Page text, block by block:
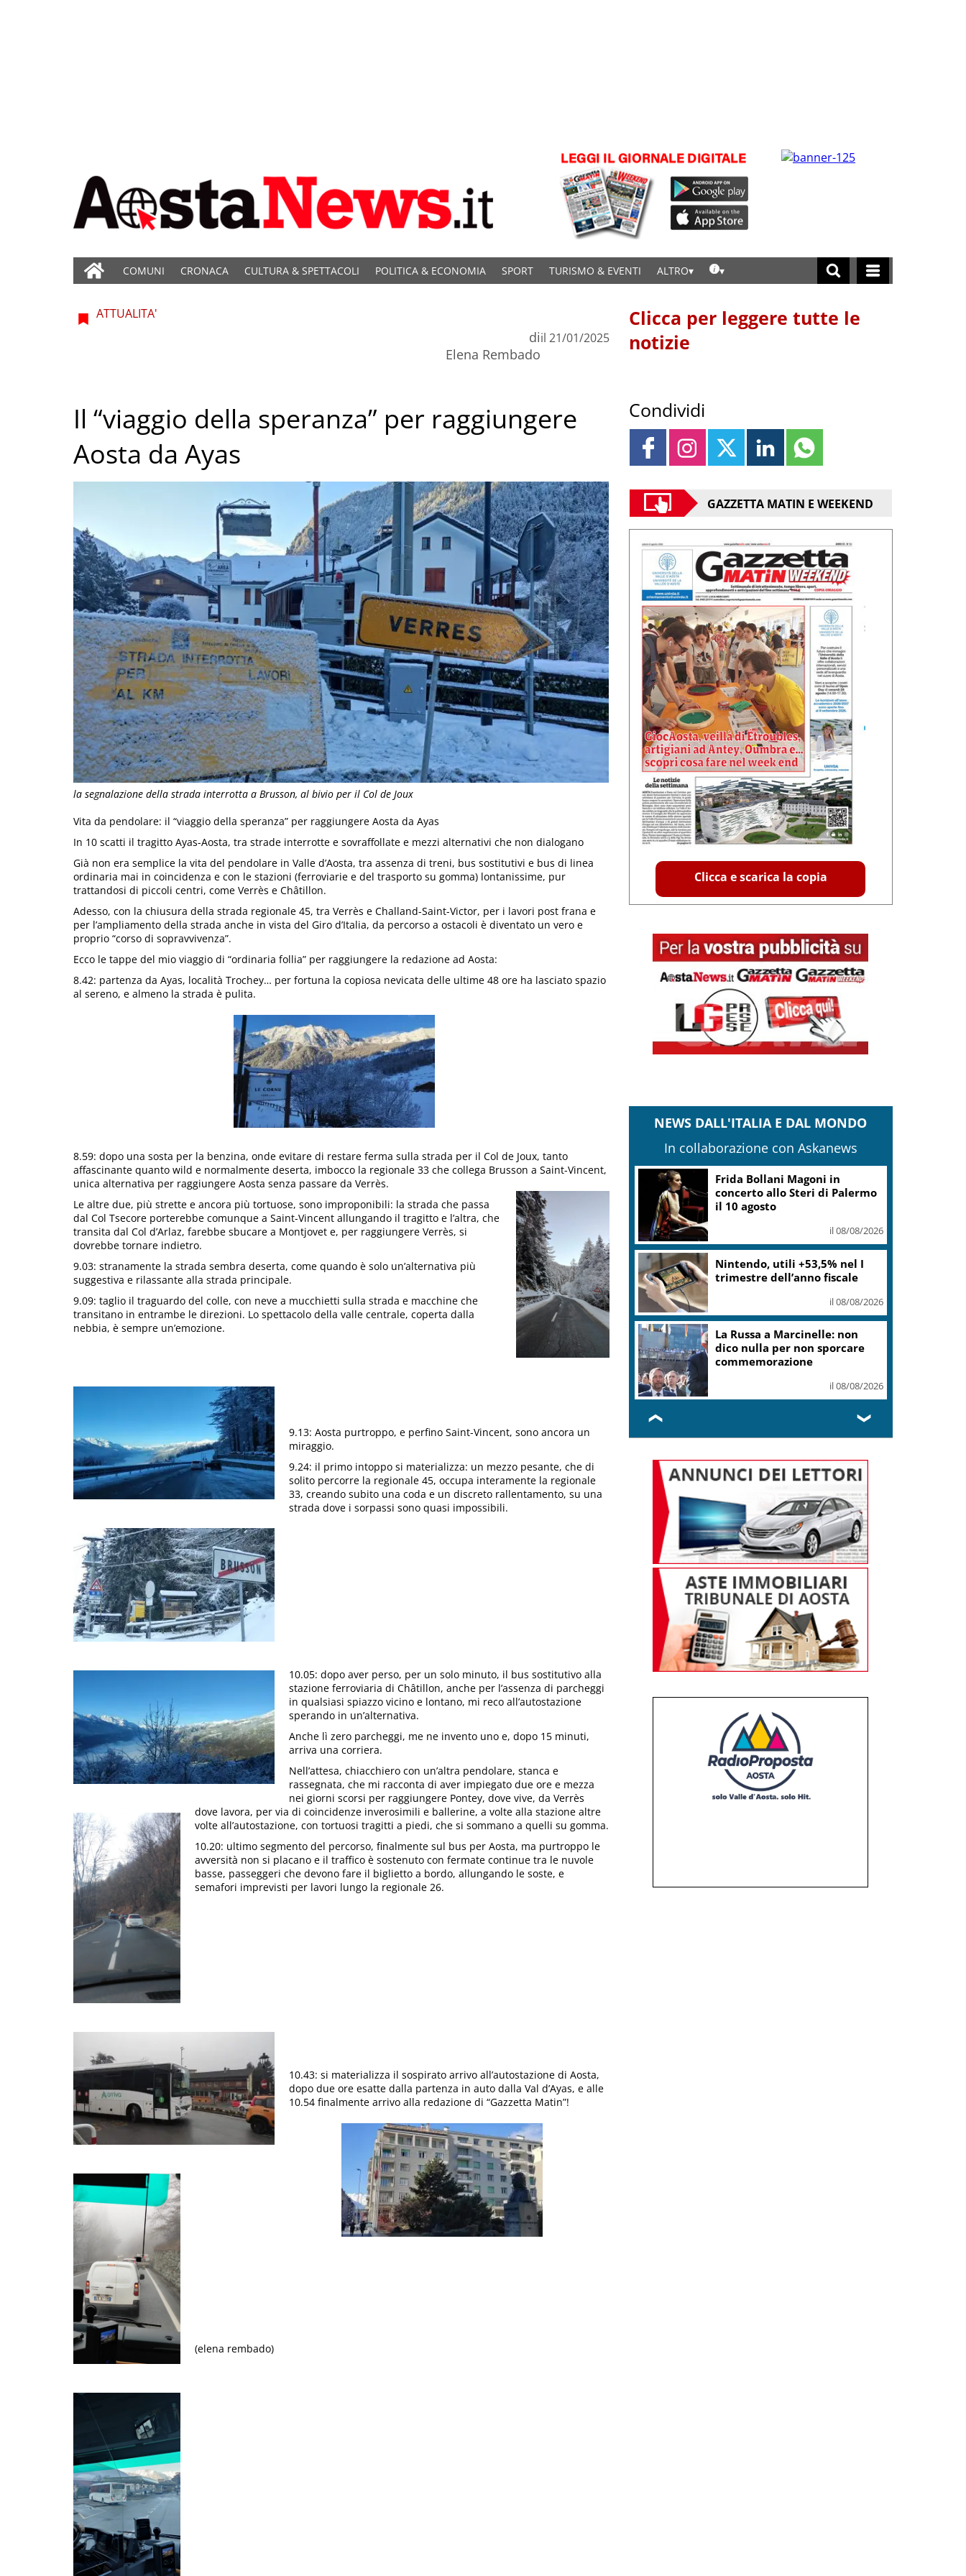
COMUNI CRONACA CULTURA & SPETTACOLI POLITICA & ECONOMIA SPORT TURISMO & EVENTI ALTRO
la segnalazione della strada interrotta a Brusson, al bivio per il Col de Joux
ATTUALITA'
di
Elena Rembado
il 21/01/2025
Il “viaggio della speranza” per raggiungere
Aosta da Ayas
Vita da pendolare: il “viaggio della speranza” per raggiungere Aosta da Ayas
In 10 scatti il tragitto Ayas-Aosta, tra strade interrotte e sovraffollate e mezzi alternativi che non dialogano
Già non era semplice la vita del pendolare in Valle d’Aosta, tra assenza di treni, bus sostitutivi e bus di linea
ordinaria mai in coincidenza e con le stazioni (ferroviarie e del trasporto su gomma) lontanissime, pur
trattandosi di piccoli centri, come Verrès e Châtillon.
Adesso, con la chiusura della strada regionale 45, tra Verrès e Challand-Saint-Victor, per i lavori post frana e
per l’ampliamento della strada anche in vista del Giro d’Italia, da percorso a ostacoli è diventato un vero e
proprio “corso di sopravvivenza”.
Ecco le tappe del mio viaggio di “ordinaria follia” per raggiungere la redazione ad Aosta:
8.42: partenza da Ayas, località Trochey… per fortuna la copiosa nevicata delle ultime 48 ore ha lasciato spazio
al sereno, e almeno la strada è pulita.
8.59: dopo una sosta per la benzina, onde evitare di restare ferma sulla strada per il Col de Joux, tanto
affascinante quanto wild e normalmente deserta, imbocco la regionale 33 che collega Brusson a Saint-Vincent,
unica alternativa per raggiungere Aosta senza passare da Verrès.
Le altre due, più strette e ancora più tortuose, sono improponibili: la strada che passa
dal Col Tsecore porterebbe comunque a Saint-Vincent allungando il tragitto e l’altra, che
transita dal Col d’Arlaz, farebbe sbucare a Montjovet e, per raggiungere Verrès, si
dovrebbe tornare indietro.
9.03: stranamente la strada sembra deserta, come quando è solo un’alternativa più
suggestiva e rilassante alla strada principale.
9.09: taglio il traguardo del colle, con neve a mucchietti sulla strada e macchine che
transitano in entrambe le direzioni. Lo spettacolo della valle centrale, coperta dalla
nebbia, è sempre un’emozione.
9.13: Aosta purtroppo, e perfino Saint-Vincent, sono ancora un
miraggio.
9.24: il primo intoppo si materializza: un mezzo pesante, che di
solito percorre la regionale 45, occupa interamente la regionale
33, creando subito una coda e un discreto rallentamento, su una
strada dove i sorpassi sono quasi impossibili.
10.05: dopo aver perso, per un solo minuto, il bus sostitutivo alla
stazione ferroviaria di Châtillon, anche per l’assenza di parcheggi
in qualsiasi spiazzo vicino e lontano, mi reco all’autostazione
sperando in un’alternativa.
Anche lì zero parcheggi, me ne invento uno e, dopo 15 minuti,
arriva una corriera.
Nell’attesa, chiacchiero con un’altra pendolare, stanca e
rassegnata, che mi racconta di aver impiegato due ore e mezza
nei giorni scorsi per raggiungere Pontey, dove vive, da Verrès
dove lavora, per via di coincidenze inverosimili e ballerine, a volte alla stazione altre
volte all’autostazione, con tortuosi tragitti a piedi, che si sommano a quelli su gomma.
10.20: ultimo segmento del percorso, finalmente sul bus per Aosta, ma purtroppo le
avversità non si placano e il traffico è sostenuto con fermate continue tra le nuvole
basse, passeggeri che devono fare il biglietto a bordo, allungando le soste, e
semafori imprevisti per lavori lungo la regionale 26.
10.43: si materializza il sospirato arrivo all’autostazione di Aosta,
dopo due ore esatte dalla partenza in auto dalla Val d’Ayas, e alle
10.54 finalmente arrivo alla redazione di “Gazzetta Matin”!
(elena rembado)
Clicca per leggere tutte le
notizie
Condividi
GAZZETTA MATIN E WEEKEND
Clicca e scarica la copia
NEWS DALL'ITALIA E DAL MONDO
In collaborazione con Askanews
“Questa sera guido io”:
campagna polizia in spiagge e
locali da ballo
il 08/08/2026
“DoloViniMiti”: dall’1 al 4
ottobre tra Val di Cembra e
il 08/08/2026
Mondiali di Wakeboard 2026:
tre ori azzurri al Lago del Salto
il 08/08/2026
❮ ❯